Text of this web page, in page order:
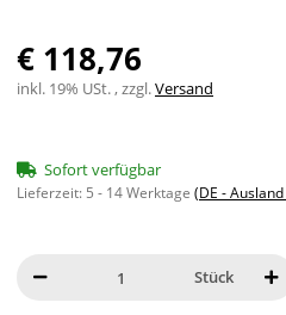
€ 118,76
inkl. 19% USt. , zzgl.Versand
Sofort verfügbar
Lieferzeit: 5 - 14 Werktage (DE -
Stück